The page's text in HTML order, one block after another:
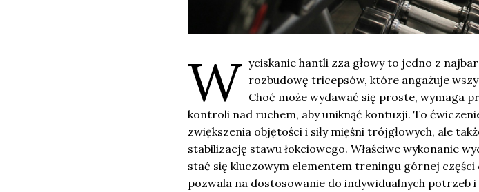
W yciskanie hantli zza głowy to jedno z
rozbudowę tricepsów, które angażuje
Choć może wydawać się proste, wymaga
kontroli nad ruchem, aby uniknąć kontuzji. To
zwiększenia objętości i siły mięśni trójgłowych, ale
stabilizację stawu łokciowego. Właściwe wykonanie
stać się kluczowym elementem treningu górnej części
pozwala na dostosowanie do indywidualnych potrzeb